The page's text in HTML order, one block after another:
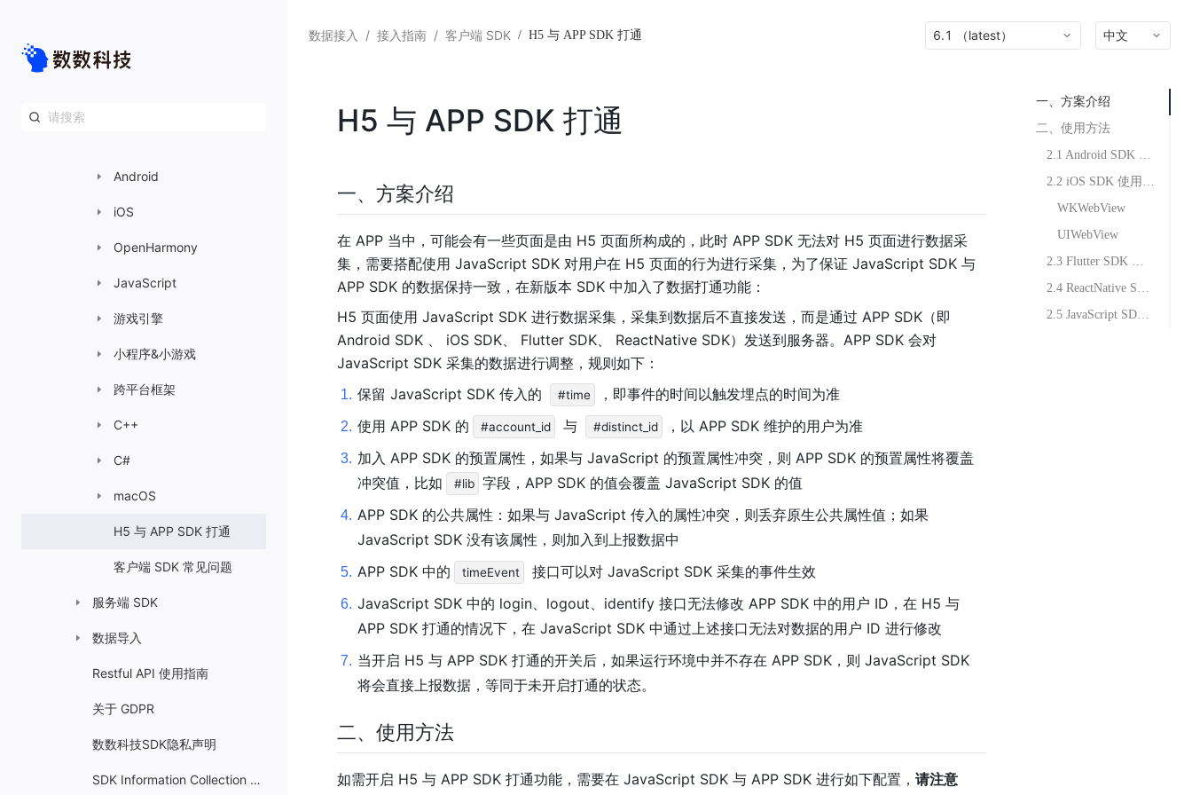
接入前准备工作
Android
iOS
OpenHarmony
JavaScript
游戏引擎
小程序&小游戏
跨平台框架
C++
C#
macOS
H5 与 APP SDK 打通
客户端 SDK 常见问题
服务端 SDK
数据导入
Restful API 使用指南
关于 GDPR
数数科技SDK隐私声明
SDK Information Collection Rules
数据接入 / 接入指南 / 客户端 SDK / H5 与 APP SDK 打通 6.1 （latest） 中文
一、方案介绍
二、使用方法
2.1 Android SDK 使用方法
2.2 iOS SDK 使用方法
WKWebView
UIWebView
2.3 Flutter SDK 使用方法
2.4 ReactNative SDK 使用方法
2.5 JavaScript SDK 使用方法
H5 与 APP SDK 打通
一、方案介绍
在 APP 当中，可能会有一些页面是由 H5 页面所构成的，此时 APP SDK 无法对 H5 页面进行数据采
集，需要搭配使用 JavaScript SDK 对用户在 H5 页面的行为进行采集，为了保证 JavaScript SDK 与
APP SDK 的数据保持一致，在新版本 SDK 中加入了数据打通功能：
H5 页面使用 JavaScript SDK 进行数据采集，采集到数据后不直接发送，而是通过 APP SDK（即
Android SDK 、 iOS SDK、 Flutter SDK、 ReactNative SDK）发送到服务器。APP SDK 会对
JavaScript SDK 采集的数据进行调整，规则如下：
1. 保留 JavaScript SDK 传入的 #time ，即事件的时间以触发埋点的时间为准
2. 使用 APP SDK 的 #account_id 与 #distinct_id ，以 APP SDK 维护的用户为准
3. 加入 APP SDK 的预置属性，如果与 JavaScript 的预置属性冲突，则 APP SDK 的预置属性将覆盖
冲突值，比如
#lib 字段，APP SDK 的值会覆盖 JavaScript SDK 的值
4. APP SDK 的公共属性：如果与 JavaScript 传入的属性冲突，则丢弃原生公共属性值；如果
JavaScript SDK 没有该属性，则加入到上报数据中
5. APP SDK 中的 timeEvent 接口可以对 JavaScript SDK 采集的事件生效
6. JavaScript SDK 中的 login、logout、identify 接口无法修改 APP SDK 中的用户 ID，在 H5 与
APP SDK 打通的情况下，在 JavaScript SDK 中通过上述接口无法对数据的用户 ID 进行修改
7. 当开启 H5 与 APP SDK 打通的开关后，如果运行环境中并不存在 APP SDK，则 JavaScript SDK
将会直接上报数据，等同于未开启打通的状态。
二、使用方法
如需开启 H5 与 APP SDK 打通功能，需要在 JavaScript SDK 与 APP SDK 进行如下配置， 请注意